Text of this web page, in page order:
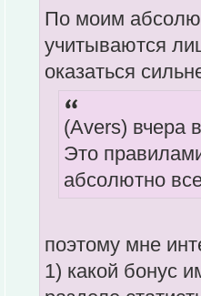
По моим
учитываются
оказаться
(Avers) вчера
Это
абсолютно
поэтому мне
1) какой бонус